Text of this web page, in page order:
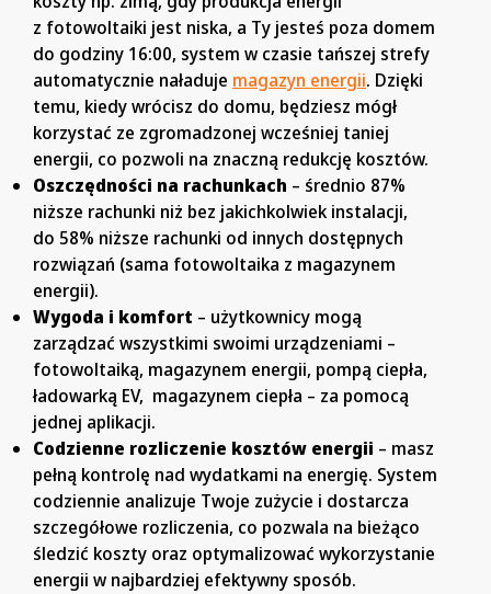
z fotowoltaiki jest niska, a Ty jesteś poza domem
do godziny 16:00, system w czasie tańszej strefy
automatycznie naładuje magazyn energii. Dzięki
temu, kiedy wrócisz do domu, będziesz mógł
korzystać ze zgromadzonej wcześniej taniej
energii, co pozwoli na znaczną redukcję kosztów.
Oszczędności na rachunkach – średnio 87%
niższe rachunki niż bez jakichkolwiek instalacji,
do 58% niższe rachunki od innych dostępnych
rozwiązań (sama fotowoltaika z magazynem
energii).
Wygoda i komfort – użytkownicy mogą
zarządzać wszystkimi swoimi urządzeniami –
fotowoltaiką, magazynem energii, pompą ciepła,
ładowarką EV, magazynem ciepła – za pomocą
jednej aplikacji.
Codzienne rozliczenie kosztów energii – masz
pełną kontrolę nad wydatkami na energię. System
codziennie analizuje Twoje zużycie i dostarcza
szczegółowe rozliczenia, co pozwala na bieżąco
śledzić koszty oraz optymalizować wykorzystanie
energii w najbardziej efektywny sposób.